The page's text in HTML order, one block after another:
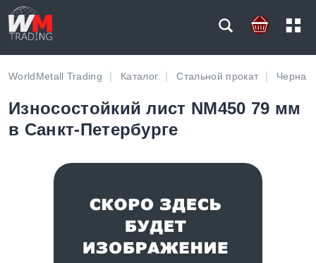
WorldMetall Trading Каталог Стальной прокат Черная
Износостойкий лист NM450 79 мм
в Санкт-Петербурге